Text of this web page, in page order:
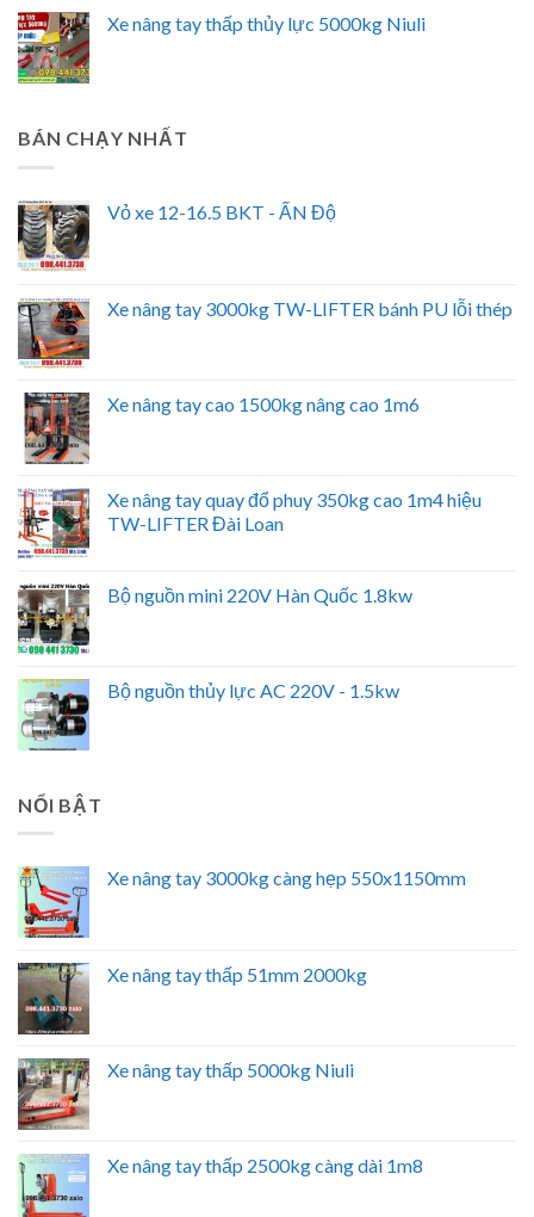
Xe nâng tay thấp thủy lực 5000kg Niuli
BÁN CHẠY NHẤT
Vỏ xe 12-16.5 BKT - ẤN Độ
Xe nâng tay 3000kg TW-LIFTER bánh PU lỗi thép
Xe nâng tay cao 1500kg nâng cao 1m6
Xe nâng tay quay đổ phuy 350kg cao 1m4 hiệu
TW-LIFTER Đài Loan
Bộ nguồn mini 220V Hàn Quốc 1.8kw
Bộ nguồn thủy lực AC 220V - 1.5kw
NỔI BẬT
Xe nâng tay 3000kg càng hẹp 550x1150mm
Xe nâng tay thấp 51mm 2000kg
Xe nâng tay thấp 5000kg Niuli
Xe nâng tay thấp 2500kg càng dài 1m8